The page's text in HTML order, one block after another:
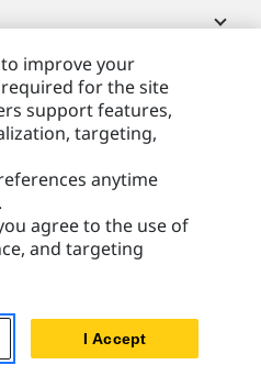
improve your
for the site
support features,
targeting,
anytime
agree to the use of
and targeting
I Accept